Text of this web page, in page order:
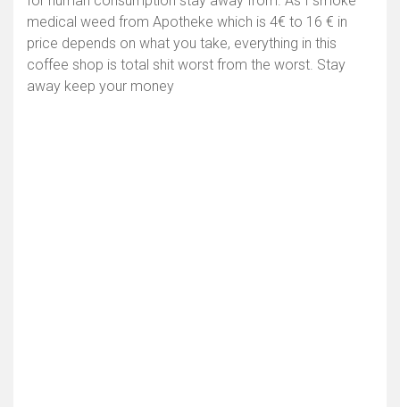
medical weed from Apotheke which is 4€ to 16 € in
price depends on what you take, everything in this
coffee shop is total shit worst from the worst. Stay
away keep your money